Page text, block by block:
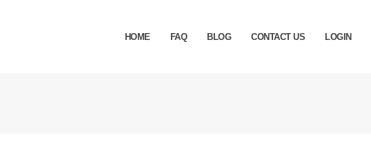
HOME FAQ BLOG CONTACT US LOGIN